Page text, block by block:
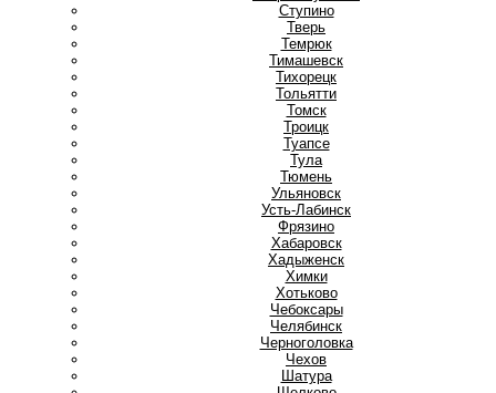
Ступино
Тверь
Темрюк
Тимашевск
Тихорецк
Тольятти
Томск
Троицк
Туапсе
Тула
Тюмень
Ульяновск
Усть-Лабинск
Фрязино
Хабаровск
Хадыженск
Химки
Хотьково
Чебоксары
Челябинск
Черноголовка
Чехов
Шатура